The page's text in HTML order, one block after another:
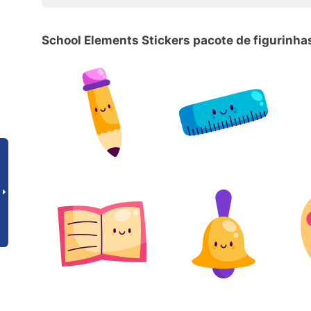
School Elements Stickers pacote de